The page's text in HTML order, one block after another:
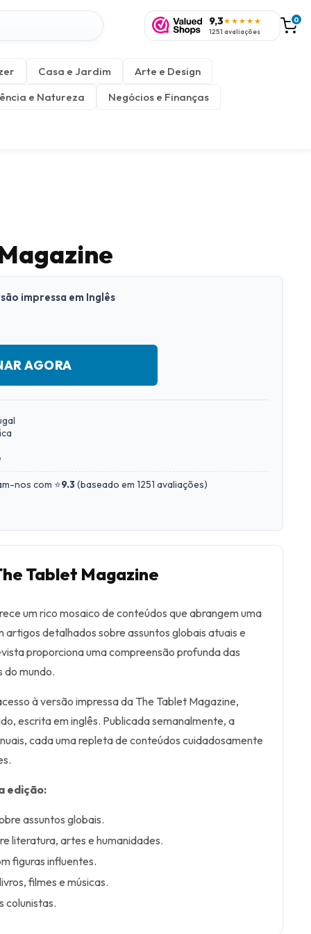
9,3★★★★★
1251 avaliações
0
Casa e Jardim
Arte e Design
e Natureza
Negócios e Finanças
impressa em Inglês
AGORA
nos com ⭐9.3(baseado em 1251 avaliações)
Tablet Magazine
um rico mosaico de conteúdos que abrangem uma
detalhados sobre assuntos globais atuais e
proporciona uma compreensão profunda das
do mundo.
à versão impressa da The Tablet Magazine,
escrita em inglês. Publicada semanalmente, a
cada uma repleta de conteúdos cuidadosamente
edição:
assuntos globais.
literatura, artes e humanidades.
figuras influentes.
filmes e músicas.
colunistas.